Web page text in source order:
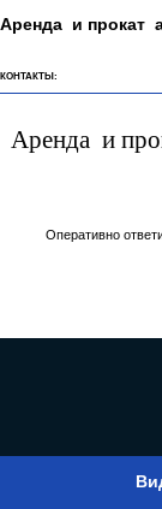
Аренда и прокат
КОНТАКТЫ:
Аренда и
Оперативно